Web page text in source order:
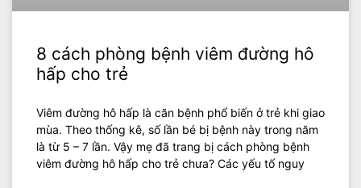
8 cách phòng bệnh viêm đường hô
hấp cho trẻ
Viêm đường hô hấp là căn bệnh phổ biến ở trẻ khi giao
mùa. Theo thống kê, số lần bé bị bệnh này trong năm
là từ 5 – 7 lần. Vậy mẹ đã trang bị cách phòng bệnh
viêm đường hô hấp cho trẻ chưa? Các yếu tố nguy